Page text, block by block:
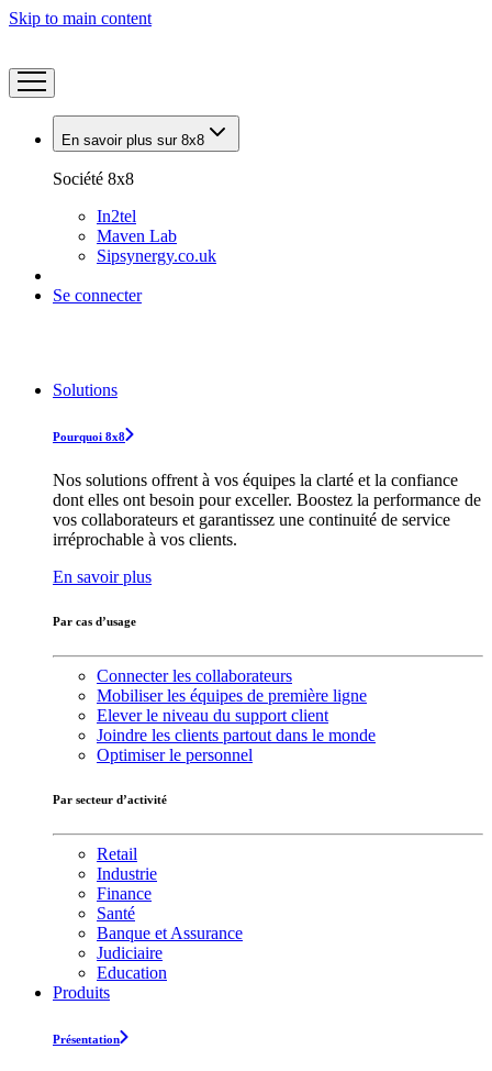
Skip to main content
En savoir plus sur 8x8
Société 8x8
In2tel
Maven Lab
Sipsynergy.co.uk
Se connecter
Solutions
Pourquoi 8x8
Nos solutions offrent à vos équipes la clarté et la confiance
dont elles ont besoin pour exceller. Boostez la performance de
vos collaborateurs et garantissez une continuité de service
irréprochable à vos clients.
En savoir plus
Par cas d’usage
Connecter les collaborateurs
Mobiliser les équipes de première ligne
Elever le niveau du support client
Joindre les clients partout dans le monde
Optimiser le personnel
Par secteur d’activité
Retail
Industrie
Finance
Santé
Banque et Assurance
Judiciaire
Education
Produits
Présentation